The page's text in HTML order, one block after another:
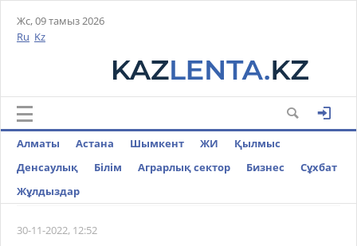
Жс, 09 тамыз 2026
Ru Kz
Алматы Астана Шымкент ЖИ
Қылмыс
Денсаулық
Білім Аграрлық сектор Бизнес
Cұхбат
Жұлдыздар
30-11-2022, 12:52